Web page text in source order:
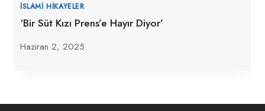
İSLAMI HIKAYELER
‘Bir Süt Kızı Prens’e Hayır Diyor’
Haziran 2, 2025